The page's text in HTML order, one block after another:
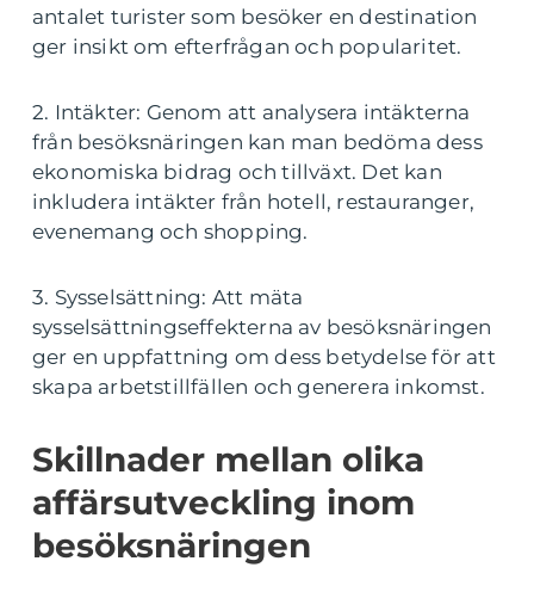
antalet turister som besöker en destination
ger insikt om efterfrågan och popularitet.
2. Intäkter: Genom att analysera intäkterna
från besöksnäringen kan man bedöma dess
ekonomiska bidrag och tillväxt. Det kan
inkludera intäkter från hotell, restauranger,
evenemang och shopping.
3. Sysselsättning: Att mäta
sysselsättningseffekterna av besöksnäringen
ger en uppfattning om dess betydelse för att
skapa arbetstillfällen och generera inkomst.
Skillnader mellan olika
affärsutveckling inom
besöksnäringen